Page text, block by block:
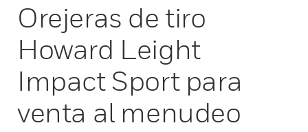
Orejeras de tiro
Howard Leight
Impact Sport para
venta al menudeo